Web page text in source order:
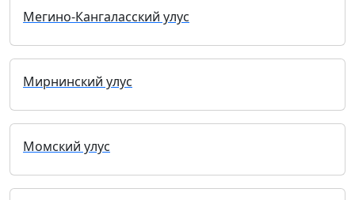
Мегино-Кангаласский улус
Мирнинский улус
Момский улус